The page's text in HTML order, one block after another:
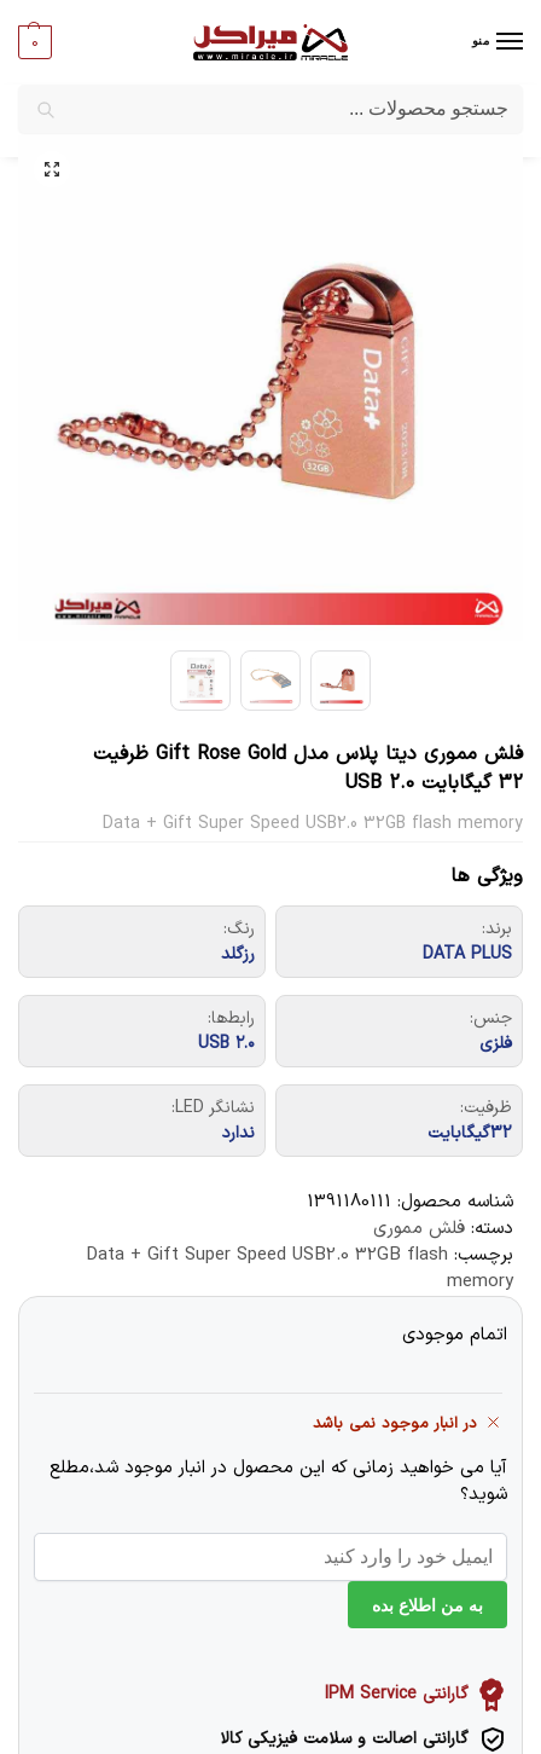
منو 0
میراکل/کامپیوتر/قطعات جانبی
فلش مموری دیتا پلاس مدل Gift Rose Gold ظرفیت
32 گیگابایت USB 2.0
Data + Gift Super Speed USB2.0 32GB flash memory
ویژگی ها
برند:
DATA PLUS
رنگ:
رزگلد
جنس:
فلزی
رابط‌ها:
USB ۲.۰
ظرفیت:
32گیگابایت
نشانگر LED:
ندارد
شناسه محصول: 1391180111
دسته: فلش مموری
برچسب: Data + Gift Super Speed USB2.0 32GB flash
memory
اتمام موجودی
در انبار موجود نمی باشد
آیا می خواهید زمانی که این محصول در انبار موجود شد،مطلع
شوید؟
به من اطلاع بده
گارانتی IPM Service
گارانتی اصالت و سلامت فیزیکی کالا